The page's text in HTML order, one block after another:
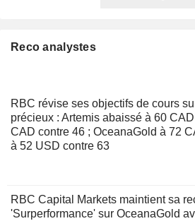
Reco analystes
RBC révise ses objectifs de cours
précieux : Artemis abaissé à 60
CAD contre 46 ; OceanaGold à 72
à 52 USD contre 63
RBC Capital Markets maintient sa
'Surperformance' sur OceanaGold